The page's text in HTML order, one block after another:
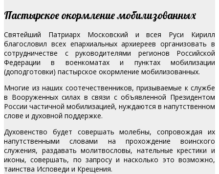
Пастырское окормление мобилизованных
Святейший Патриарх Московский и всея Руси Кирилл
благословил всех епархиальных архиереев организовать в
сотрудничестве с руководителями регионов Российской
Федерации в военкоматах и пунктах мобилизации
(доподготовки) пастырское окормление мобилизованных.
Многие из наших соотечественников, призываемые к службе
в Вооруженных силах в связи с объявленной Президентом
России частичной мобилизацией, нуждаются в напутственном
слове и духовной поддержке.
Духовенство будет совершать молебны, сопровождая их
напутственными словами на прохождение воинского
служения, раздавать молитвословы, нательные крестики и
иконы, совершать, по запросу и насколько это возможно,
таинства Исповеди и Крещения.